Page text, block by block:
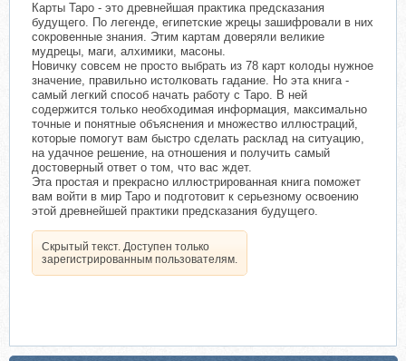
Карты Таро - это древнейшая практика предсказания
будущего. По легенде, египетские жрецы зашифровали в них
сокровенные знания. Этим картам доверяли великие
мудрецы, маги, алхимики, масоны.
Новичку совсем не просто выбрать из 78 карт колоды нужное
значение, правильно истолковать гадание. Но эта книга -
самый легкий способ начать работу с Таро. В ней
содержится только необходимая информация, максимально
точные и понятные объяснения и множество иллюстраций,
которые помогут вам быстро сделать расклад на ситуацию,
на удачное решение, на отношения и получить самый
достоверный ответ о том, что вас ждет.
Эта простая и прекрасно иллюстрированная книга поможет
вам войти в мир Таро и подготовит к серьезному освоению
этой древнейшей практики предсказания будущего.
Скрытый текст. Доступен только
зарегистрированным пользователям.